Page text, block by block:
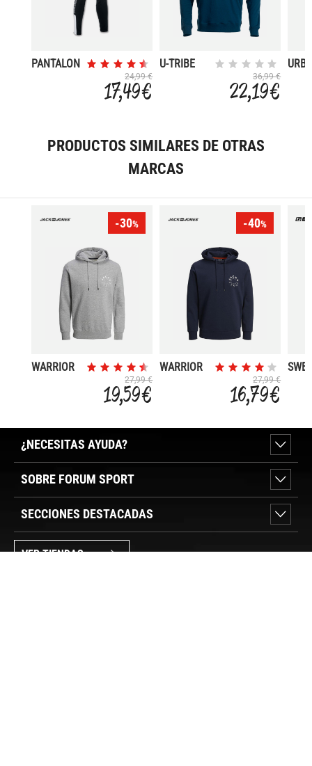
PANTALON
24,99 €
17,49 €
U-TRIBE
36,99 €
22,19 €
PRODUCTOS SIMILARES DE OTRAS
MARCAS
-30%
WARRIOR
27,99 €
19,59 €
-40%
WARRIOR
27,99 €
16,79 €
¿NECESITAS AYUDA?
SOBRE FORUM SPORT
SECCIONES DESTACADAS
VER TIENDAS